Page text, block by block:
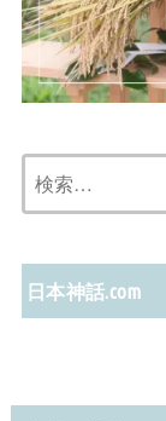
日本神話.com